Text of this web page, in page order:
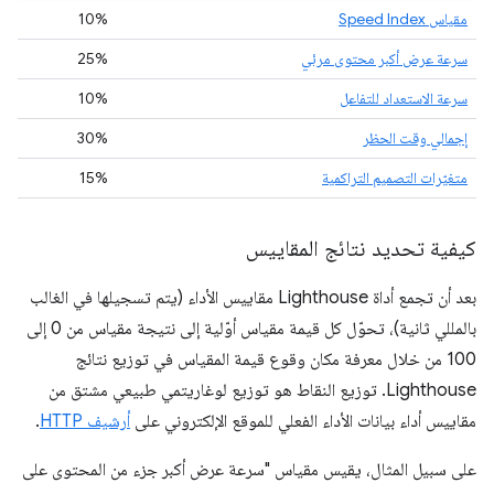
مقياس Speed Index
10%
سرعة عرض أكبر محتوى مرئي
25%
سرعة الاستعداد للتفاعل
10%
إجمالي وقت الحظر
30%
متغيّرات التصميم التراكمية
15%
كيفية تحديد نتائج المقاييس
بعد أن تجمع أداة Lighthouse مقاييس الأداء (يتم تسجيلها في الغالب
بالمللي ثانية)، تحوّل كل قيمة مقياس أوّلية إلى نتيجة مقياس من 0 إلى
100 من خلال معرفة مكان وقوع قيمة المقياس في توزيع نتائج
Lighthouse. توزيع النقاط هو توزيع لوغاريتمي طبيعي مشتق من
مقاييس أداء بيانات الأداء الفعلي للموقع الإلكتروني على أرشيف HTTP .
على سبيل المثال، يقيس مقياس "سرعة عرض أكبر جزء من المحتوى على